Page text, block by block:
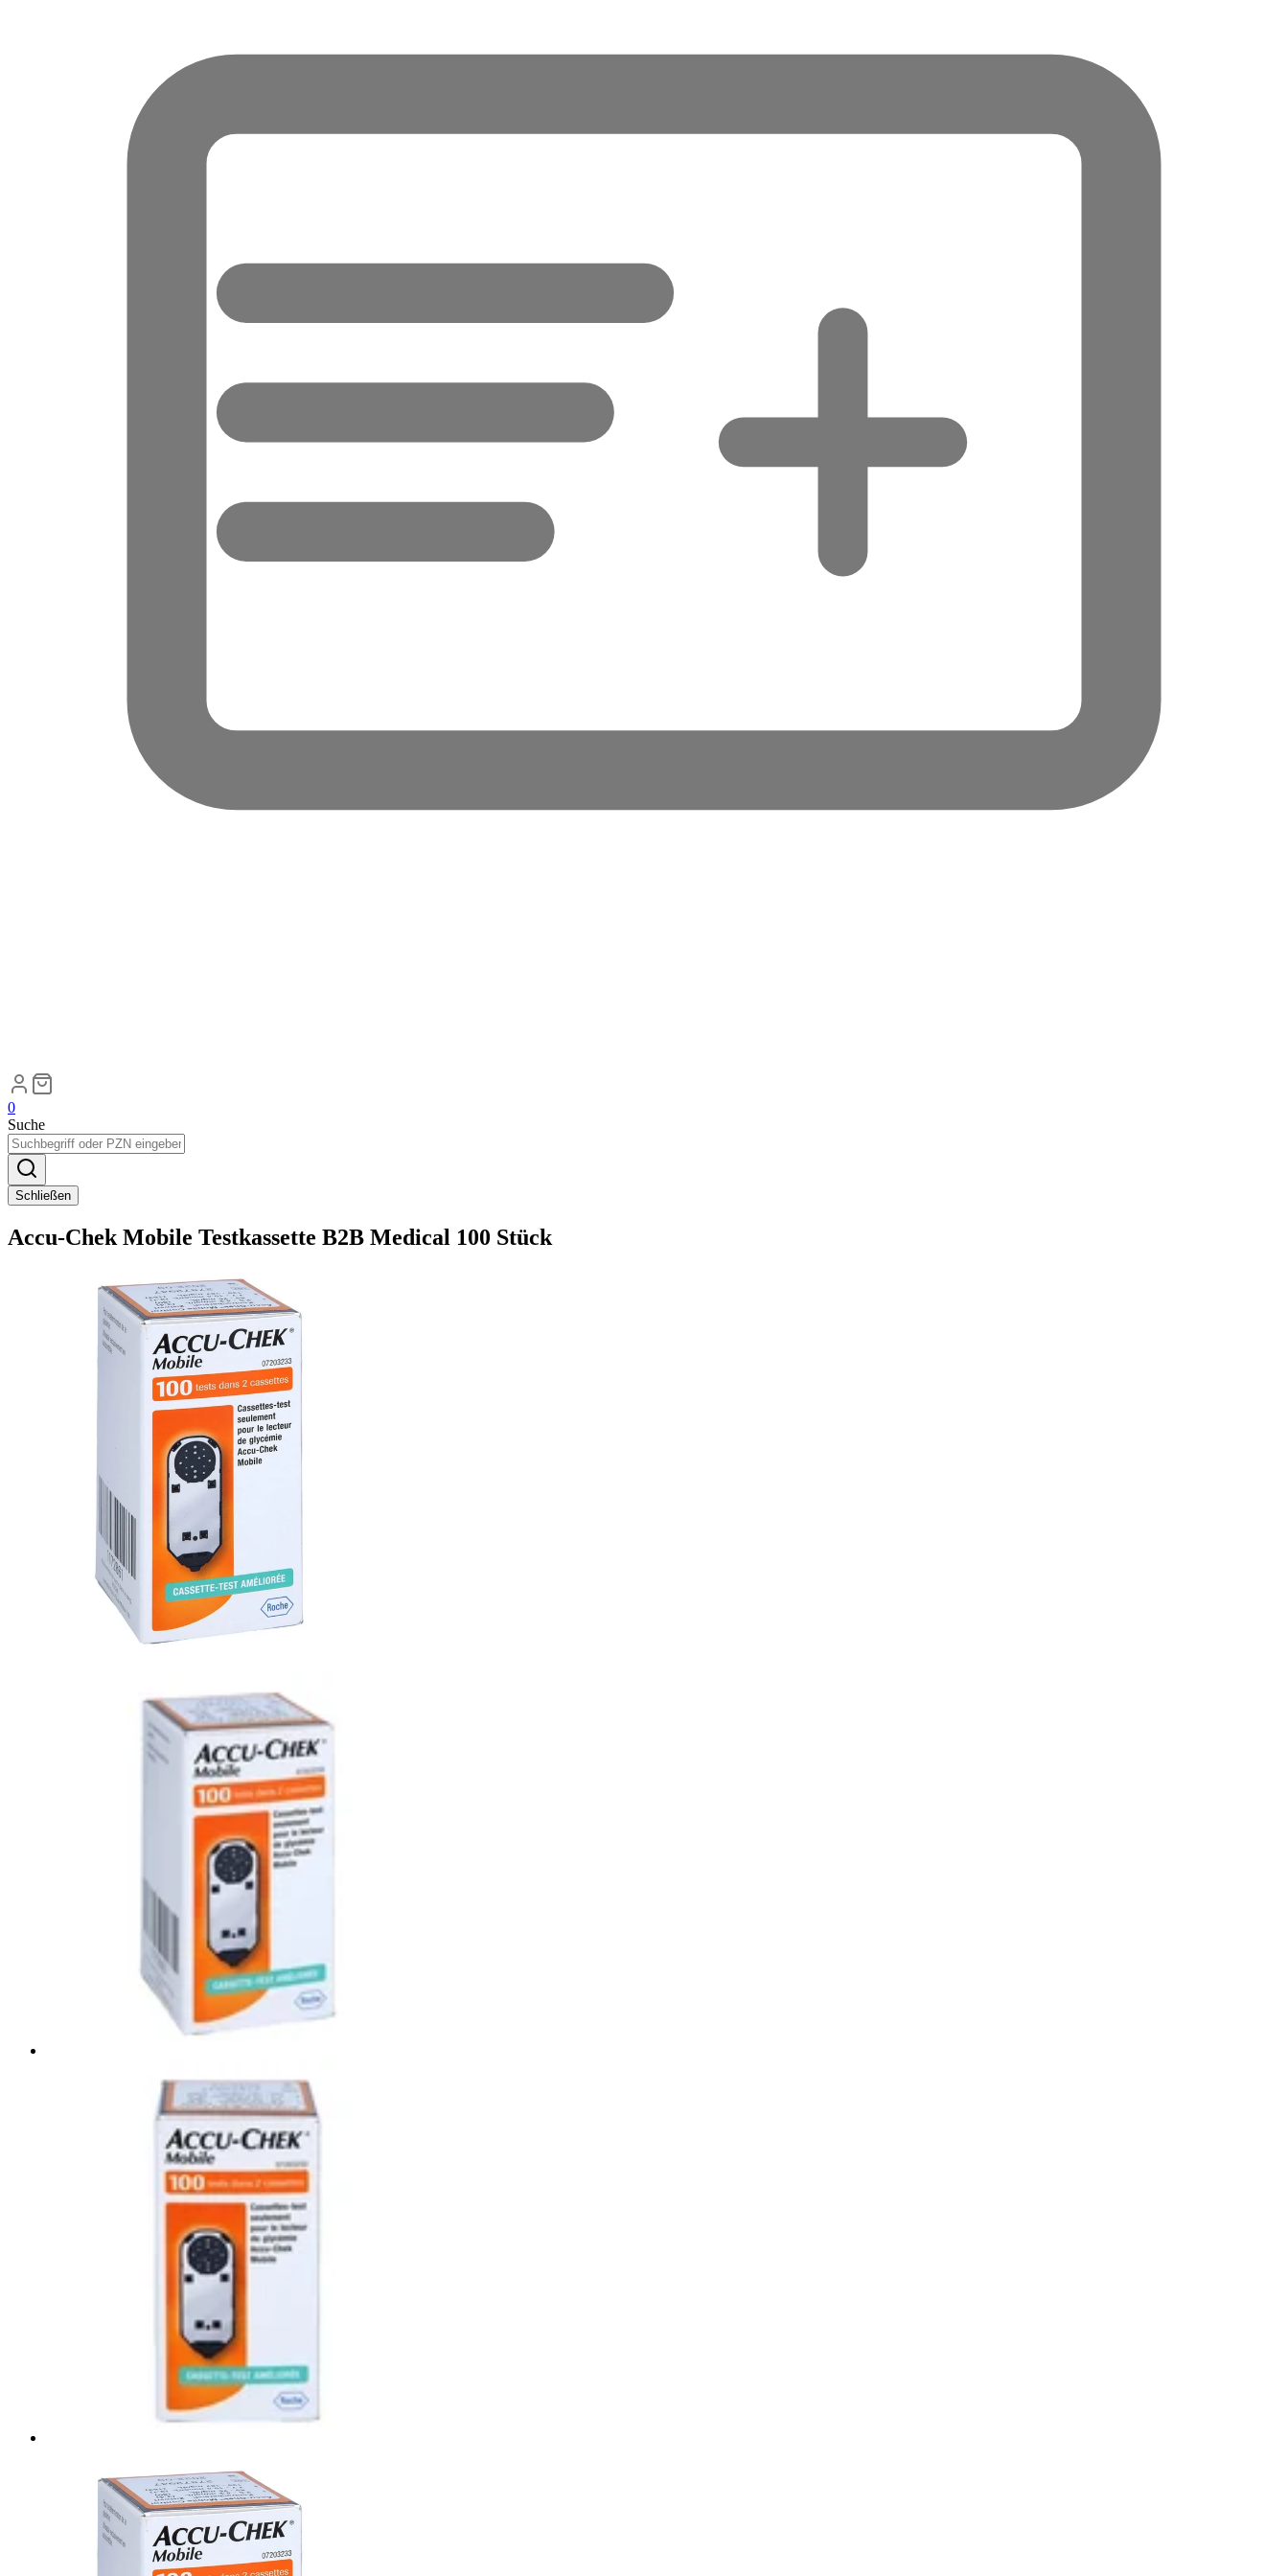
0
Suche
Schließen
Accu-Chek Mobile Testkassette B2B Medical 100 Stück